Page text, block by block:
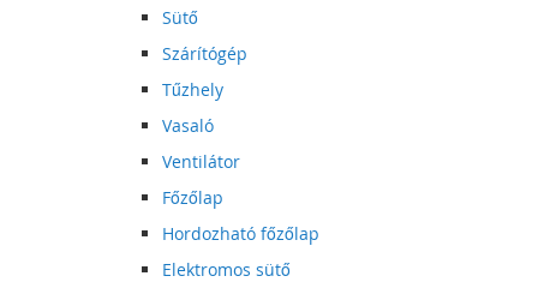
Sütő
Szárítógép
Tűzhely
Vasaló
Ventilátor
Főzőlap
Hordozható főzőlap
Elektromos sütő